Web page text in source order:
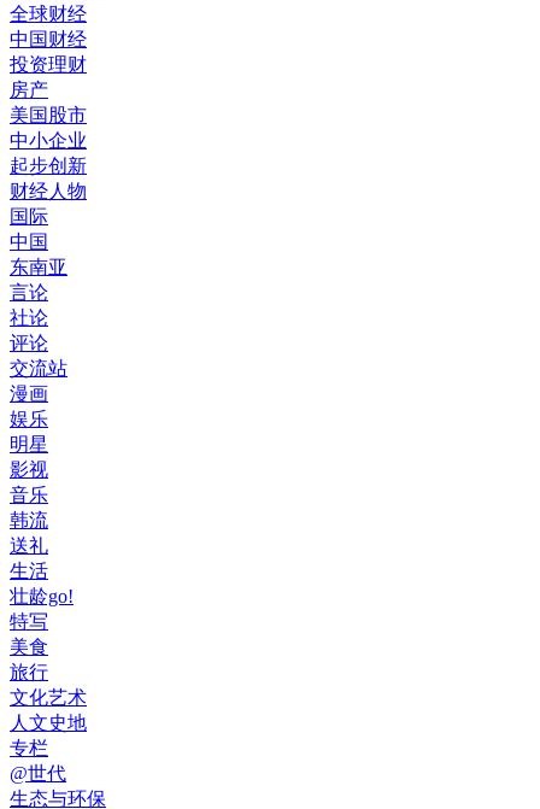
全球财经
中国财经
投资理财
房产
美国股市
中小企业
起步创新
财经人物
国际
中国
东南亚
言论
社论
评论
交流站
漫画
娱乐
明星
影视
音乐
韩流
送礼
生活
壮龄go!
特写
美食
旅行
文化艺术
人文史地
专栏
@世代
生态与环保